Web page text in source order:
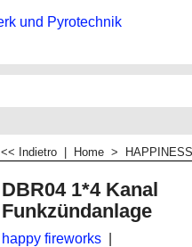
<< Indietro Home >
DBR04 1*4 Kanal
Funkzündanlage
happy fireworks